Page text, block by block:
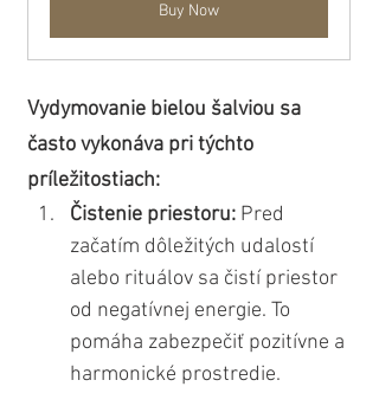
Buy Now
Vydymovanie bielou šalviou sa
často vykonáva pri týchto
príležitostiach:
Čistenie priestoru: Pred
začatím dôležitých udalostí
alebo rituálov sa čistí priestor
od negatívnej energie. To
pomáha zabezpečiť pozitívne a
harmonické prostredie.